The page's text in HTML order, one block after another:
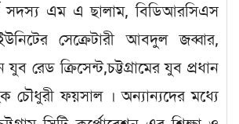
সদস্য এম এ ছালাম, বিডিআরসিএস
সেক্রেটারী আবদুল জব্বার,
রেড ক্রিসেন্ট,চট্টগ্রামের যুব প্রধান
চৌধুরী ফয়সাল । অন্যান্যদের মধ্যে